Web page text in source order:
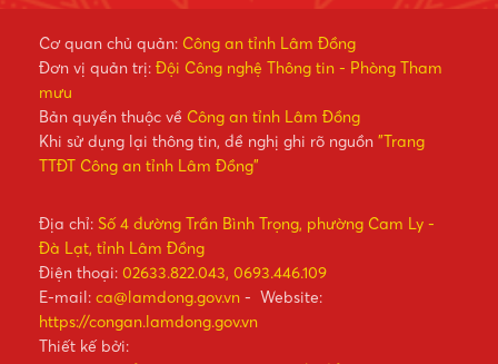
Cơ quan chủ quản: Công an tỉnh Lâm Đồng
Đơn vị quản trị: Đội Công nghệ Thông tin - Phòng Tham
mưu
Bản quyền thuộc về Công an tỉnh Lâm Đồng
Khi sử dụng lại thông tin, đề nghị ghi rõ nguồn "Trang
TTĐT Công an tỉnh Lâm Đồng"
Địa chỉ: Số 4 đường Trần Bình Trọng, phường Cam Ly -
Đà Lạt, tỉnh Lâm Đồng
Điện thoại: 02633.822.043, 0693.446.109
E-mail: ca@lamdong.gov.vn - Website:
https://congan.lamdong.gov.vn
Thiết kế bởi: